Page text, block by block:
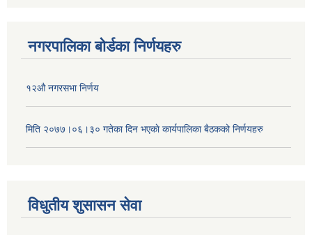
नगरपालिका बोर्डका निर्णयहरु
१२औ नगरसभा निर्णय
मिति २०७७।०६।३० गतेका दिन भएकाे कार्यपालिका बैठकको निर्णयहरु
विधुतीय शुसासन सेवा